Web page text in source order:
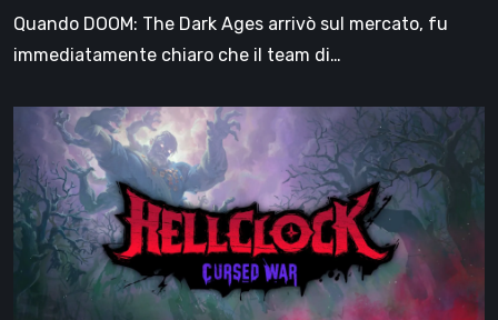
dello
Slayer?
Quando DOOM: The Dark Ages arrivò sul mercato, fu
immediatamente chiaro che il team di…
Clock:
Cursed
War
–
recensione: